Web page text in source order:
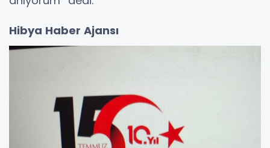
Hibya Haber Ajansı